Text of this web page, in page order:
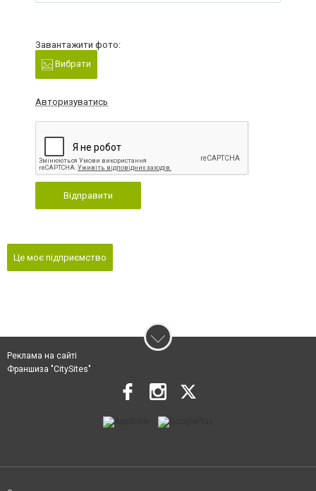
Завантажити фото:
Вибрати
Авторизуватись
Відправити
Це моє підприємство
Реклама на сайті
Франшиза "CitySites"